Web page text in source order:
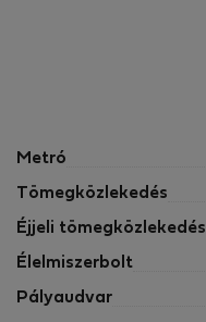
Metró
Tömegközlekedés
Éjjeli tömegközlekedés
Élelmiszerbolt
Pályaudvar